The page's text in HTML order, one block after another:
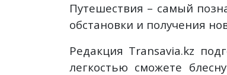
Путешествия – самый
обстановки и получения
Редакция Transavia.kz
легкостью сможете